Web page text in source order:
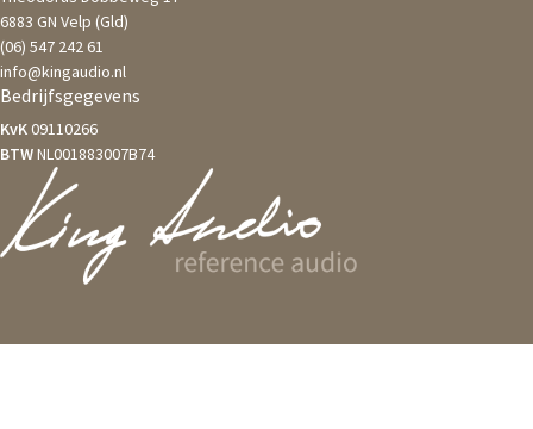
6883 GN Velp (Gld)
(06) 547 242 61
info@kingaudio.nl
Bedrijfsgegevens
KvK09110266
BTWNL001883007B74